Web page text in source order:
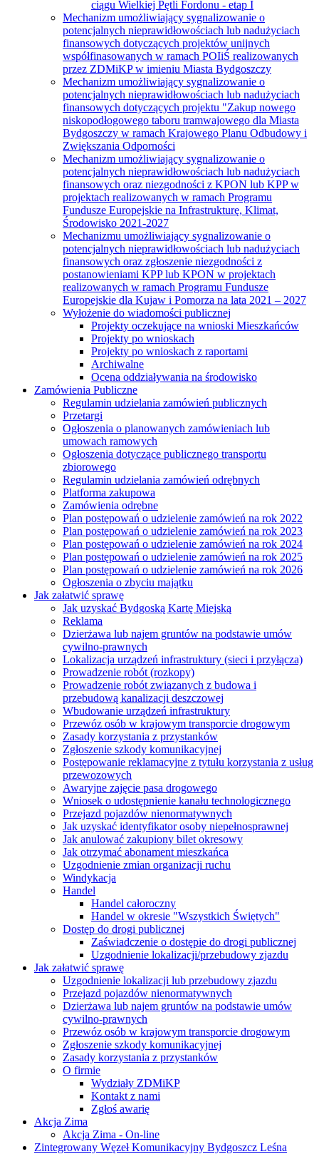
ciągu Wielkiej Pętli Fordonu - etap I
Mechanizm umożliwiający sygnalizowanie o
potencjalnych nieprawidłowościach lub nadużyciach
finansowych dotyczących projektów unijnych
współfinasowanych w ramach POIiŚ realizowanych
przez ZDMiKP w imieniu Miasta Bydgoszczy
Mechanizm umożliwiający sygnalizowanie o
potencjalnych nieprawidłowościach lub nadużyciach
finansowych dotyczących projektu "Zakup nowego
niskopodłogowego taboru tramwajowego dla Miasta
Bydgoszczy w ramach Krajowego Planu Odbudowy i
Zwiększania Odporności
Mechanizm umożliwiający sygnalizowanie o
potencjalnych nieprawidłowościach lub nadużyciach
finansowych oraz niezgodności z KPON lub KPP w
projektach realizowanych w ramach Programu
Fundusze Europejskie na Infrastrukturę, Klimat,
Środowisko 2021-2027
Mechanizmu umożliwiający sygnalizowanie o
potencjalnych nieprawidłowościach lub nadużyciach
finansowych oraz zgłoszenie niezgodności z
postanowieniami KPP lub KPON w projektach
realizowanych w ramach Programu Fundusze
Europejskie dla Kujaw i Pomorza na lata 2021 – 2027
Wyłożenie do wiadomości publicznej
Projekty oczekujące na wnioski Mieszkańców
Projekty po wnioskach
Projekty po wnioskach z raportami
Archiwalne
Ocena oddziaływania na środowisko
Zamówienia Publiczne
Regulamin udzielania zamówień publicznych
Przetargi
Ogłoszenia o planowanych zamówieniach lub
umowach ramowych
Ogłoszenia dotyczące publicznego transportu
zbiorowego
Regulamin udzielania zamówień odrębnych
Platforma zakupowa
Zamówienia odrębne
Plan postępowań o udzielenie zamówień na rok 2022
Plan postępowań o udzielenie zamówień na rok 2023
Plan postępowań o udzielenie zamówień na rok 2024
Plan postępowań o udzielenie zamówień na rok 2025
Plan postępowań o udzielenie zamówień na rok 2026
Ogłoszenia o zbyciu majątku
Jak załatwić sprawę
Jak uzyskać Bydgoską Kartę Miejską
Reklama
Dzierżawa lub najem gruntów na podstawie umów
cywilno-prawnych
Lokalizacja urządzeń infrastruktury (sieci i przyłącza)
Prowadzenie robót (rozkopy)
Prowadzenie robót związanych z budowa i
przebudową kanalizacji deszczowej
Wbudowanie urządzeń infrastruktury
Przewóz osób w krajowym transporcie drogowym
Zasady korzystania z przystanków
Zgłoszenie szkody komunikacyjnej
Postępowanie reklamacyjne z tytułu korzystania z usług
przewozowych
Awaryjne zajęcie pasa drogowego
Wniosek o udostępnienie kanału technologicznego
Przejazd pojazdów nienormatywnych
Jak uzyskać identyfikator osoby niepełnosprawnej
Jak anulować zakupiony bilet okresowy
Jak otrzymać abonament mieszkańca
Uzgodnienie zmian organizacji ruchu
Windykacja
Handel
Handel całoroczny
Handel w okresie "Wszystkich Świętych"
Dostęp do drogi publicznej
Zaświadczenie o dostępie do drogi publicznej
Uzgodnienie lokalizacji/przebudowy zjazdu
Jak załatwić sprawę
Uzgodnienie lokalizacji lub przebudowy zjazdu
Przejazd pojazdów nienormatywnych
Dzierżawa lub najem gruntów na podstawie umów
cywilno-prawnych
Przewóz osób w krajowym transporcie drogowym
Zgłoszenie szkody komunikacyjnej
Zasady korzystania z przystanków
O firmie
Wydziały ZDMiKP
Kontakt z nami
Zgłoś awarię
Akcja Zima
Akcja Zima - On-line
Zintegrowany Węzeł Komunikacyjny Bydgoszcz Leśna